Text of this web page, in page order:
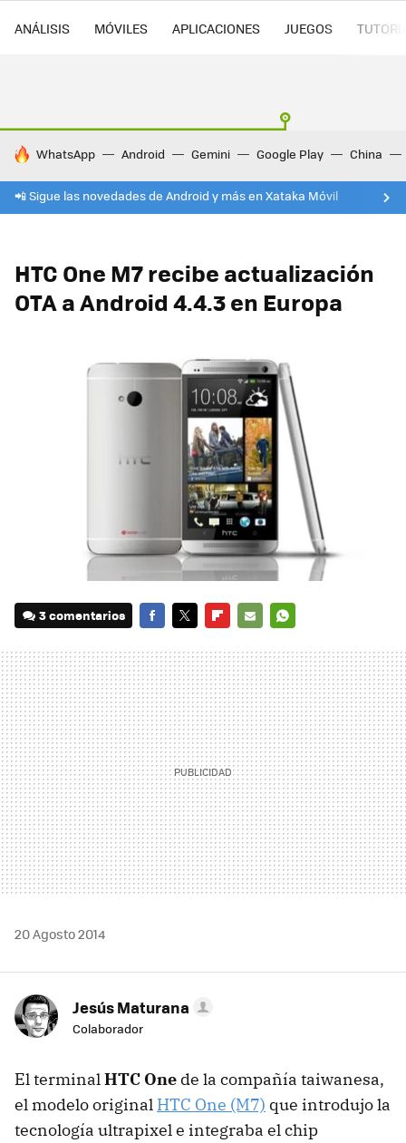
ANÁLISIS MÓVILES APLICACIONES JUEGOS
HOY SE HABLA DE
WhatsApp Android Gemini Google Play China
📲 Sigue las novedades de Android y más en Xataka Móvil
HTC One M7 recibe actualización
OTA a Android 4.4.3 en Europa
3 comentarios
MAIL
20 Agosto 2014
Jesús Maturana
Colaborador
El terminalHTC One de la compañía taiwanesa,
el modelo original HTC One (M7) que introdujo la
tecnología ultrapixel e integraba el chip